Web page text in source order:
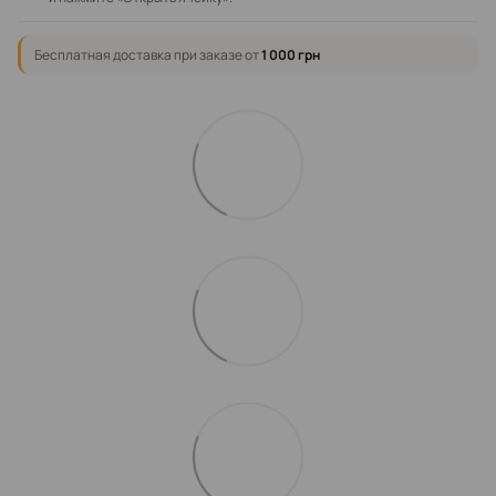
Бесплатная доставка при заказе от1 000 грн